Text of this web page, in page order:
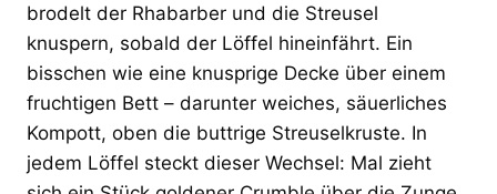
brodelt der Rhabarber und die Streusel
knuspern, sobald der Löffel hineinfährt. Ein
bisschen wie eine knusprige Decke über einem
fruchtigen Bett – darunter weiches, säuerliches
Kompott, oben die buttrige Streuselkruste. In
jedem Löffel steckt dieser Wechsel: Mal zieht